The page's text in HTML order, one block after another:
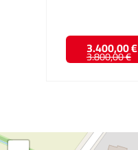
3.400,00 €
3.800,00 €